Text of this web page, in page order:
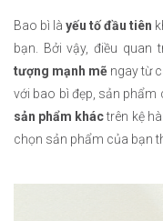
Bao bì làyếu tố đầu tiên
bạn. Bởi vậy, điều quan
tượng mạnh mẽ ngay từ
với bao bì đẹp, sản phẩm
sản phẩm kháctrên kệ
chọn sản phẩm của bạn